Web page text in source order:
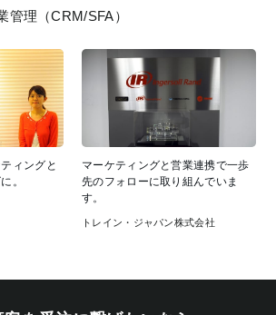
管理（CRM/SFA）
ィングと
。
マーケティングと営業連携で一歩
先のフォローに取り組んでいま
す。
トレイン・ジャパン株式会社